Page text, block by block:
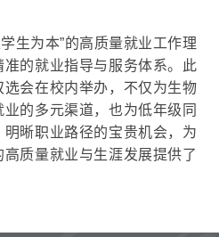
生为本”的高质量就业工作理
的就业指导与服务体系。此
会在校内举办，不仅为生物
的多元渠道，也为低年级同
晰职业路径的宝贵机会，为
质量就业与生涯发展提供了